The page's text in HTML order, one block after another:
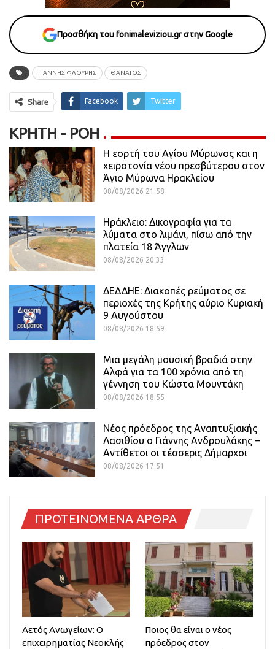
Προσθήκη του fonimaleviziou.gr στην Google
ΓΙΑΝΝΗΣ ΦΛΟΥΡΗΣ ΘΑΝΑΤΟΣ
Share Facebook Twitter
ΚΡΉΤΗ - ΡΟΗ
Η εορτή του Αγίου Μύρωνος και η
χειροτονία νέου πρεσβύτερου στον
Άγιο Μύρωνα Ηρακλείου
08/08/2026 21:58
Ηράκλειο: Δικογραφία για τα
λύματα στο λιμάνι, πίσω από την
πλατεία 18 Άγγλων
08/08/2026 20:33
ΔΕΔΔΗΕ: Διακοπές ρεύματος σε
περιοχές της Κρήτης αύριο Κυριακή
9 Αυγούστου
08/08/2026 18:59
Μια μεγάλη μουσική βραδιά στην
Αλφά για τα 100 χρόνια από τη
γέννηση του Κώστα Μουντάκη
08/08/2026 18:55
Νέος πρόεδρος της Αναπτυξιακής
Λασιθίου ο Γιάννης Ανδρουλάκης –
Αντίθετοι οι τέσσερις Δήμαρχοι
08/08/2026 17:51
ΠΡΟΤΕΙΝΟΜΕΝΑ ΑΡΘΡΑ
Αετός Ανωγείων: Ο
επιχειρηματίας Νεοκλής
Ποιος θα είναι ο νέος
πρόεδρος στον